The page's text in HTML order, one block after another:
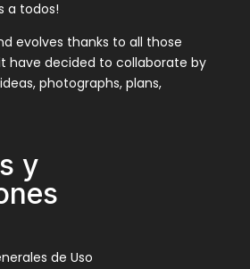
a todos!
evolves thanks to all those
have decided to collaborate by
photographs, plans,
y
de Uso